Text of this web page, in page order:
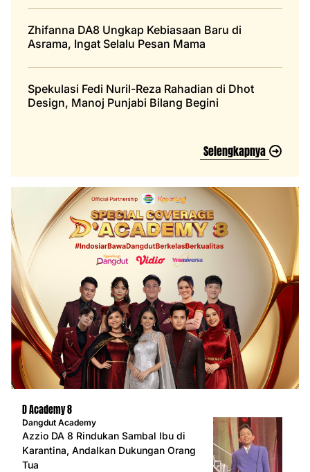
Zhifanna DA8 Ungkap Kebiasaan Baru di
Asrama, Ingat Selalu Pesan Mama
Spekulasi Fedi Nuril-Reza Rahadian di Dhot
Design, Manoj Punjabi Bilang Begini
Selengkapnya
D Academy 8
Dangdut Academy
Azzio DA 8 Rindukan Sambal Ibu di
Karantina, Andalkan Dukungan Orang
Tua